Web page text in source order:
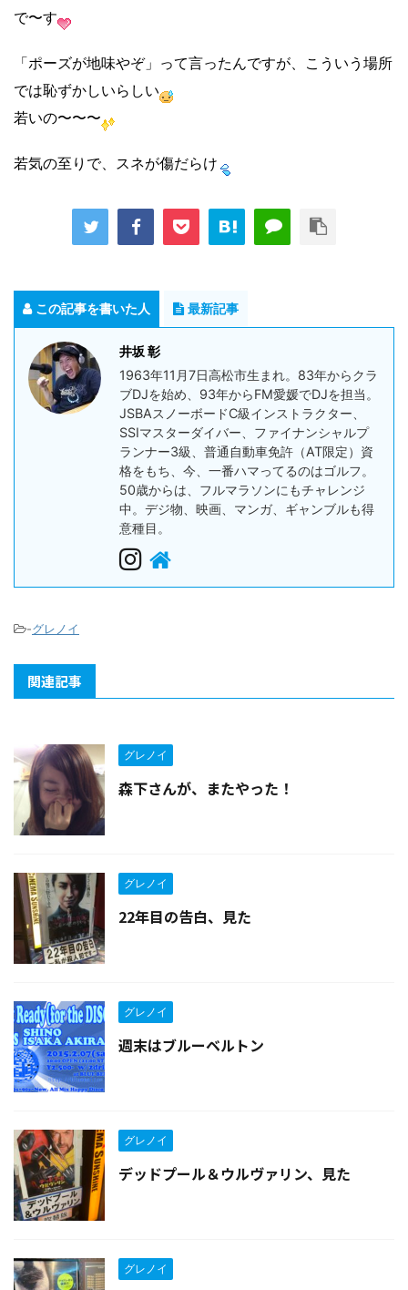
で〜す
「ポーズが地味やぞ」って言ったんですが、こういう場所
では恥ずかしいらしい
若いの〜〜〜
若気の至りで、スネが傷だらけ
この記事を書いた人 最新記事
井坂 彰
1963年11月7日高松市生まれ。83年からクラ
ブDJを始め、93年からFM愛媛でDJを担当。
JSBAスノーボードC級インストラクター、
SSIマスターダイバー、ファイナンシャルプ
ランナー3級、普通自動車免許（AT限定）資
格をもち、今、一番ハマってるのはゴルフ。
50歳からは、フルマラソンにもチャレンジ
中。デジ物、映画、マンガ、ギャンブルも得
意種目。
-グレノイ
関連記事
グレノイ
森下さんが、またやった！
グレノイ
22年目の告白、見た
グレノイ
週末はブルーベルトン
グレノイ
デッドプール＆ウルヴァリン、見た
グレノイ